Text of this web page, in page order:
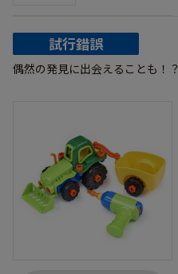
試行錯誤
偶然の発見に出会えることも！？